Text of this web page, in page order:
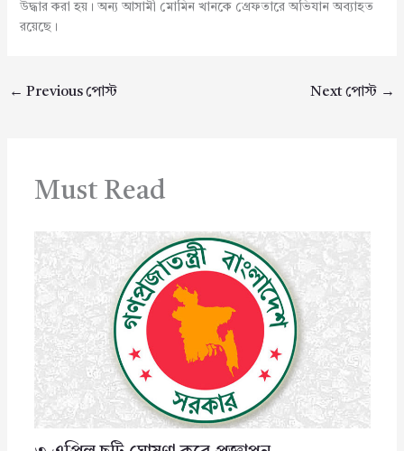
উদ্ধার করা হয়। অন্য আসামী মোমিন খানকে গ্রেফতারে অভিযান অব্যাহত
রয়েছে।
← Previous পোস্ট Next পোস্ট →
Must Read